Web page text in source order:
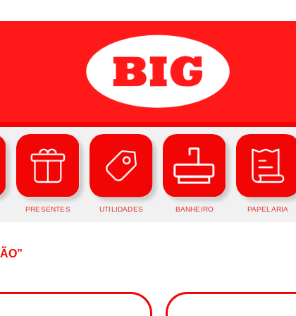
PRESENTES UTILIDADES BANHEIRO PAPELARIA